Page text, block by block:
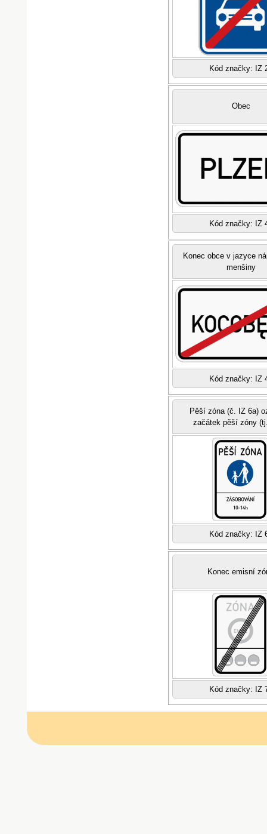
Kód značky: IZ
Obec
Kód značky: IZ
Konec obce v jazyce
menšiny
Kód značky: IZ
Pěší zóna (č. IZ 6a)
začátek pěší zóny
Kód značky: IZ
Konec emisní
Kód značky: IZ